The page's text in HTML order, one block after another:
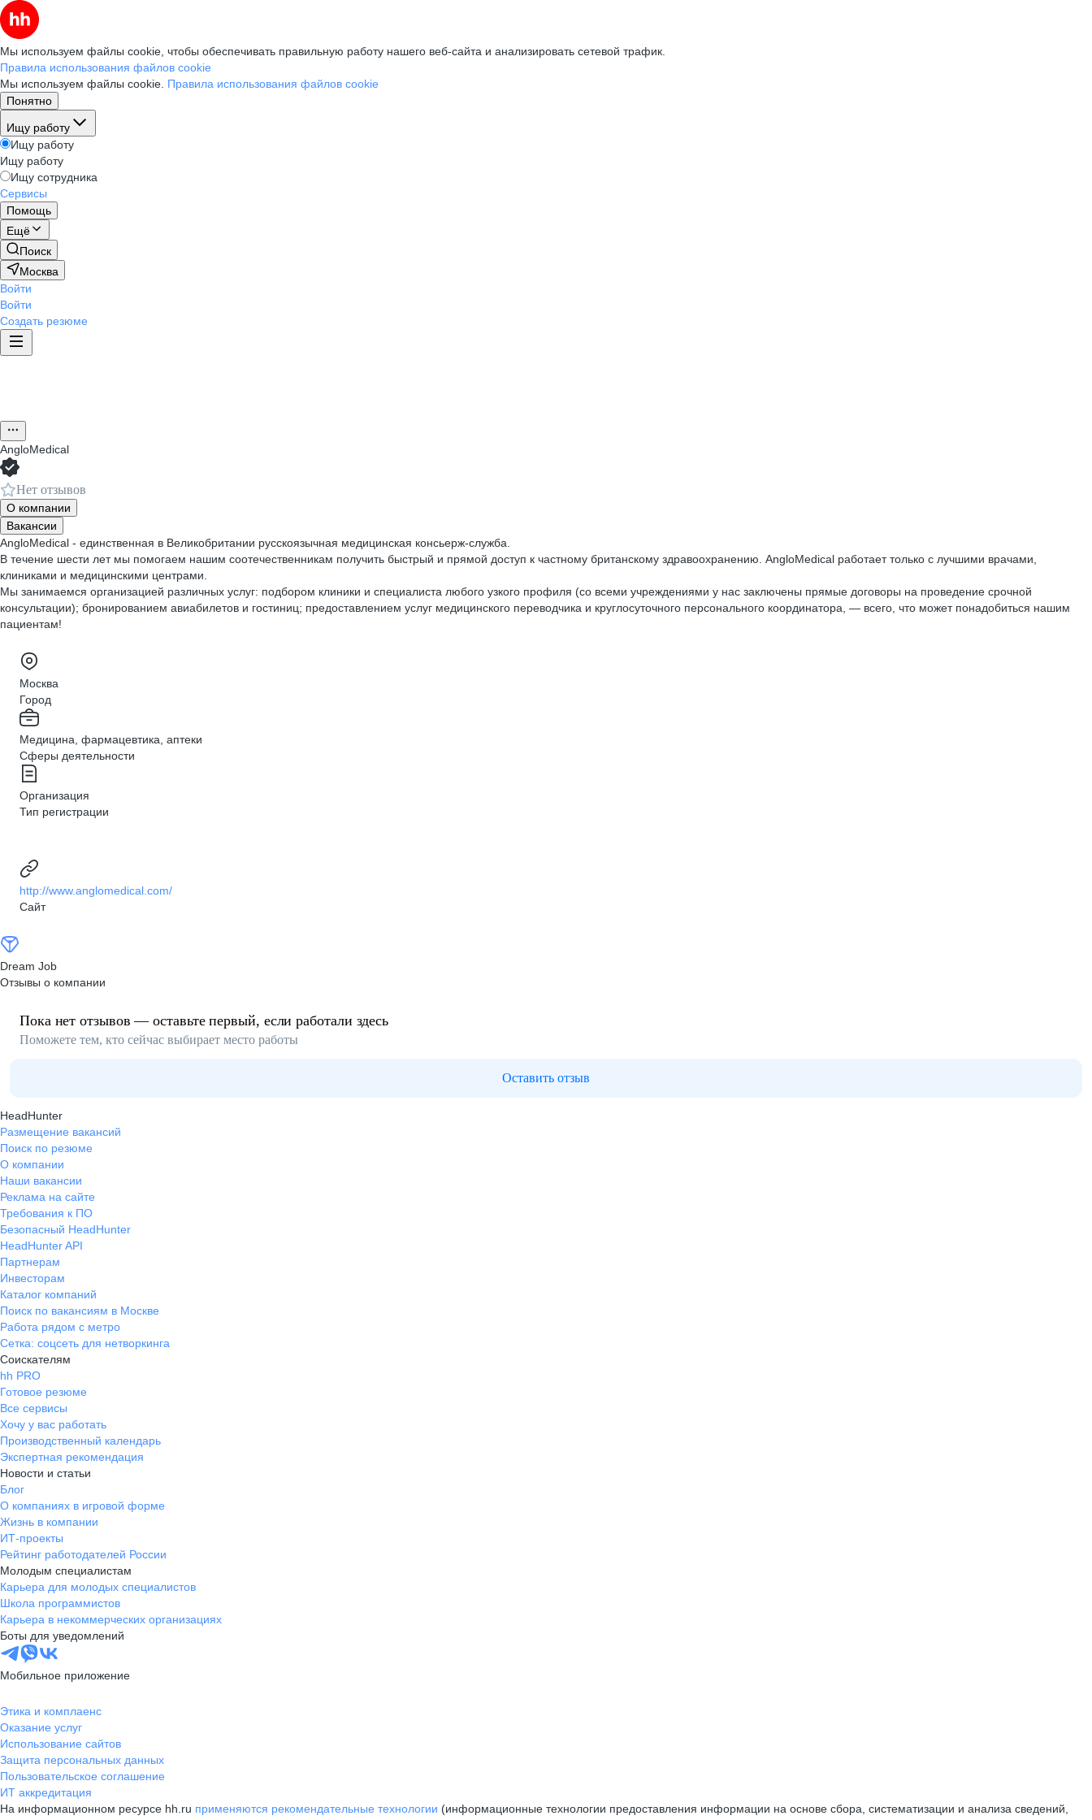
Мы используем файлы cookie, чтобы обеспечивать правильную работу нашего веб-сайта и анализировать сетевой трафик.
Правила использования файлов cookie
Мы используем файлы cookie. Правила использования файлов cookie
Понятно
Ищу работу
Ищу работу
Ищу работу
Ищу сотрудника
Сервисы
Помощь
Ещё
Поиск
Москва
Войти
Войти
Создать резюме
AngloMedical
Нет отзывов
О компании
Вакансии
AngloMedical - единственная в Великобритании русскоязычная медицинская консьерж-служба.
В течение шести лет мы помогаем нашим соотечественникам получить быстрый и прямой доступ к частному британскому здравоохранению. AngloMedical работает только с лучшими врачами,
клиниками и медицинскими центрами.
Мы занимаемся организацией различных услуг: подбором клиники и специалиста любого узкого профиля (со всеми учреждениями у нас заключены прямые договоры на проведение срочной
консультации); бронированием авиабилетов и гостиниц; предоставлением услуг медицинского переводчика и круглосуточного персонального координатора, — всего, что может понадобиться нашим
пациентам!
Москва
Город
Медицина, фармацевтика, аптеки
Сферы деятельности
Организация
Тип регистрации
http://www.anglomedical.com/
Сайт
Dream Job
Отзывы о компании
Пока нет отзывов — оставьте первый, если работали здесь
Поможете тем, кто сейчас выбирает место работы
Оставить отзыв
HeadHunter
Размещение вакансий
Поиск по резюме
О компании
Наши вакансии
Реклама на сайте
Требования к ПО
Безопасный HeadHunter
HeadHunter API
Партнерам
Инвесторам
Каталог компаний
Поиск по вакансиям в Москве
Работа рядом с метро
Сетка: соцсеть для нетворкинга
Соискателям
hh PRO
Готовое резюме
Все сервисы
Хочу у вас работать
Производственный календарь
Экспертная рекомендация
Новости и статьи
Блог
О компаниях в игровой форме
Жизнь в компании
ИТ-проекты
Рейтинг работодателей России
Молодым специалистам
Карьера для молодых специалистов
Школа программистов
Карьера в некоммерческих организациях
Боты для уведомлений
Мобильное приложение
Этика и комплаенс
Оказание услуг
Использование сайтов
Защита персональных данных
Пользовательское соглашение
ИТ аккредитация
На информационном ресурсе hh.ru применяются рекомендательные технологии (информационные технологии предоставления информации на основе сбора, систематизации и анализа сведений,